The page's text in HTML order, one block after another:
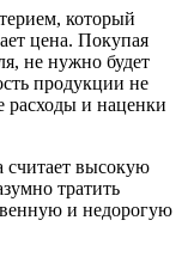
который
цена. Покупая
не нужно будет
продукции не
расходы и наценки
считает высокую
тратить
и недорогую